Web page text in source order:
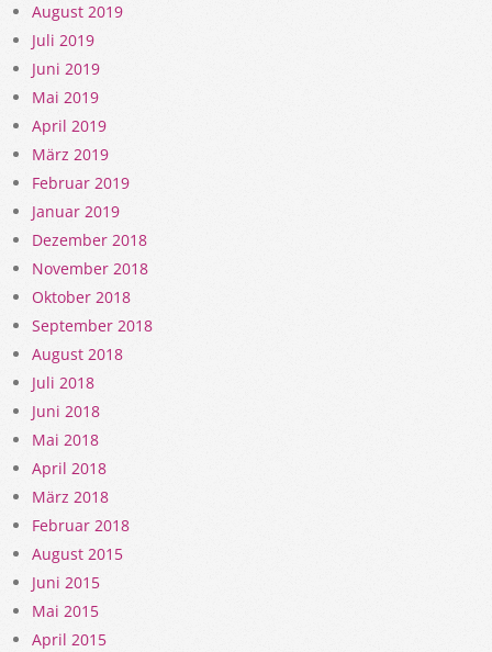
August 2019
Juli 2019
Juni 2019
Mai 2019
April 2019
März 2019
Februar 2019
Januar 2019
Dezember 2018
November 2018
Oktober 2018
September 2018
August 2018
Juli 2018
Juni 2018
Mai 2018
April 2018
März 2018
Februar 2018
August 2015
Juni 2015
Mai 2015
April 2015